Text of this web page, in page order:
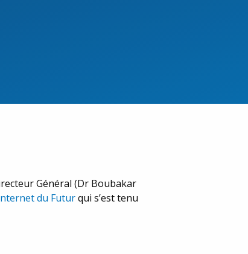
Général (Dr Boubakar
du Futurqui s’est tenu